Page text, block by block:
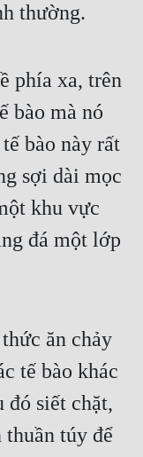
thường.
phía xa, trên
bào mà nó
bào này rất
sợi dài mọc
khu vực
đá một lớp
ăn chảy
tế bào khác
đó siết chặt,
thuần túy để